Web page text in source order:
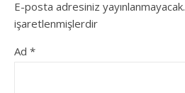
E-posta adresiniz yayınlanmayacak.
işaretlenmişlerdir
Ad *